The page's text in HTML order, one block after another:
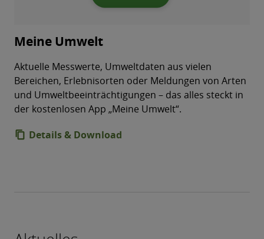
Meine Umwelt
Aktuelle Messwerte, Umweltdaten aus vielen
Bereichen, Erlebnisorten oder Meldungen von Arten
und Umweltbeeinträchtigungen – das alles steckt in
der kostenlosen App „Meine Umwelt“.
Details & Download